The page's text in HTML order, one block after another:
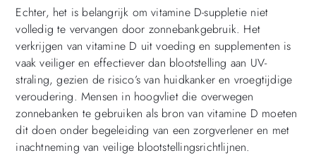
Echter, het is belangrijk om vitamine D-suppletie niet
volledig te vervangen door zonnebankgebruik. Het
verkrijgen van vitamine D uit voeding en supplementen is
vaak veiliger en effectiever dan blootstelling aan UV-
straling, gezien de risico’s van huidkanker en vroegtijdige
veroudering. Mensen in hoogvliet die overwegen
zonnebanken te gebruiken als bron van vitamine D moeten
dit doen onder begeleiding van een zorgverlener en met
inachtneming van veilige blootstellingsrichtlijnen.